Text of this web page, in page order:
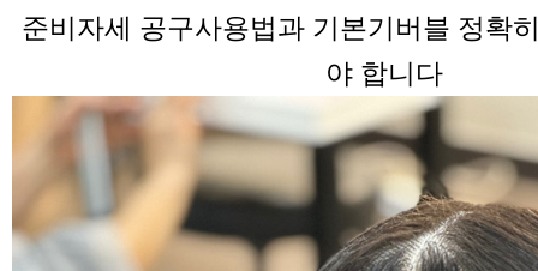
준비자세 공구사용법과 기본기버블 정확
야 합니다